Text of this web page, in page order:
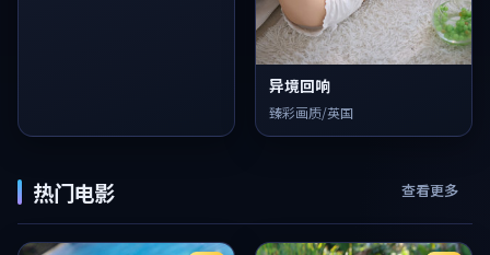
异境回响
臻彩画质/英国
热门电影 查看更多